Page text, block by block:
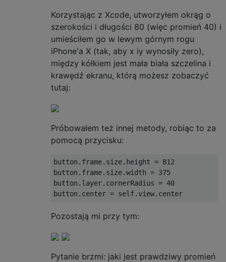
Korzystając z Xcode, utworzyłem okrąg o
szerokości i długości 80 (więc promień 40) i
umieściłem go w lewym górnym rogu
iPhone'a X (tak, aby x iy wynosiły zero),
między kółkiem jest mała biała szczelina i
krawędź ekranu, którą możesz zobaczyć
tutaj:
Próbowałem też innej metody, robiąc to za
pomocą przycisku:
button.frame.size.height = 812
button.frame.size.width = 375
button.layer.cornerRadius = 40
Pozostają mi przy tym:
Pytanie brzmi: jaki jest prawdziwy promień